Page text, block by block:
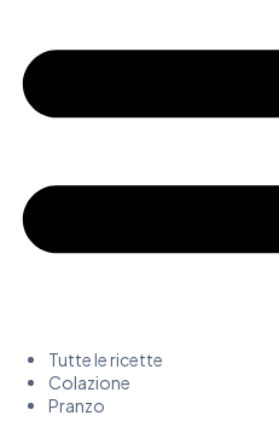
Tutte le ricette
Colazione
Pranzo